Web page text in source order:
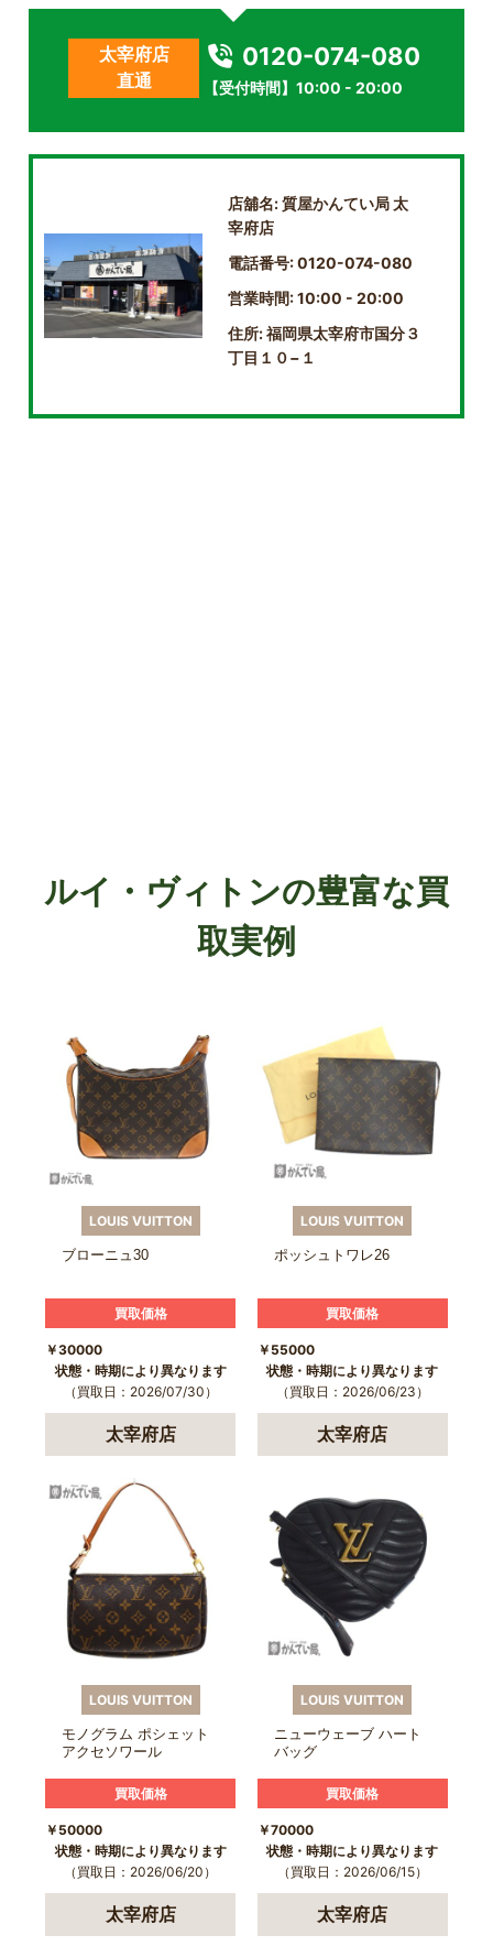
太宰府店
直通
0120-074-080
【受付時間】10:00 - 20:00
店舖名: 質屋かんてい局 太
宰府店
電話番号: 0120-074-080
営業時間: 10:00 - 20:00
住所: 福岡県太宰府市国分３
丁目１０−１
ルイ・ヴィトンの豊富な買
取実例
LOUIS VUITTON
ブローニュ30
買取価格
￥30000
状態・時期により異なります
（買取日：2026/07/30）
太宰府店
LOUIS VUITTON
ポッシュトワレ26
買取価格
￥55000
状態・時期により異なります
（買取日：2026/06/23）
太宰府店
LOUIS VUITTON
モノグラム ポシェット
アクセソワール
買取価格
￥50000
状態・時期により異なります
（買取日：2026/06/20）
太宰府店
LOUIS VUITTON
ニューウェーブ ハート
バッグ
買取価格
￥70000
状態・時期により異なります
（買取日：2026/06/15）
太宰府店